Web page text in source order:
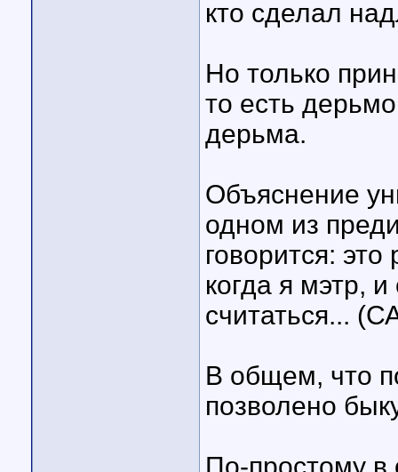
кто сделал
Но только
то есть
дерьма.
Объяснение
одном из
говорится:
когда я мэтр,
считаться...
В общем, что
позволено